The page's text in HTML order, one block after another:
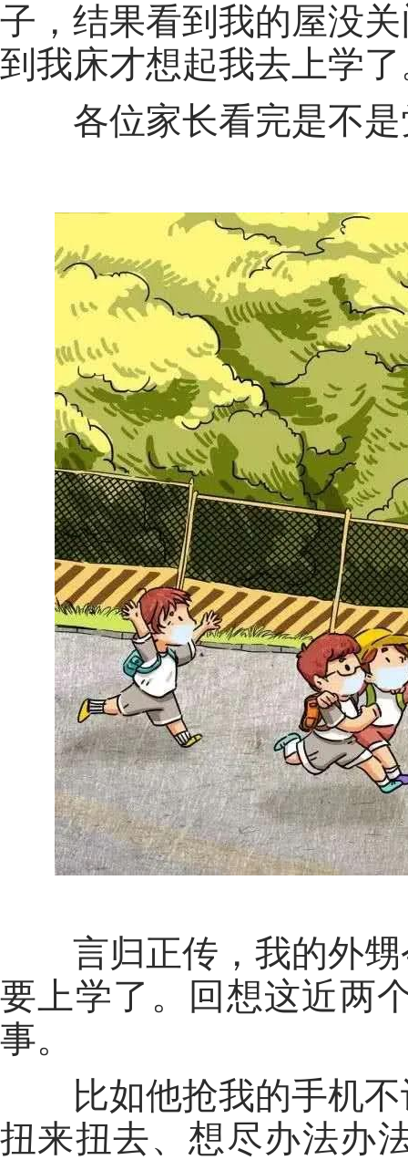
子，结果看到我的屋没
到我床才想起我去上学
各位家长看完是不是
言归正传，我的外甥
要上学了。回想这近两
事。
比如他抢我的手机不
扭来扭去、想尽办法办